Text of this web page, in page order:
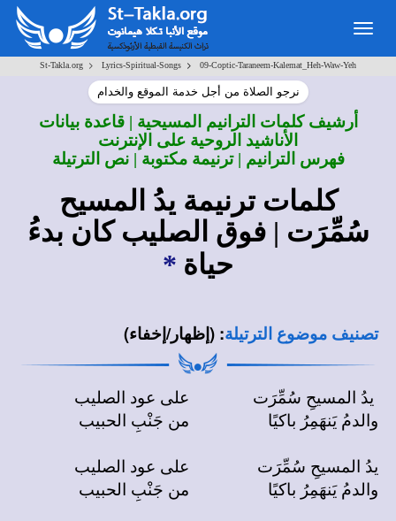
St-Takla.org > Lyrics-Spiritual-Songs > 09-Coptic-Taraneem-Kalemat_Heh-Waw-Yeh
نرجو الصلاة من أجل خدمة الموقع والخدام
أرشيف كلمات الترانيم المسيحية | قاعدة بيانات
الأناشيد الروحية على الإنترنت
فهرس الترانيم | ترنيمة مكتوبة | نص الترتيلة
كلمات ترنيمة يدُ المسيح
سُمِّرَت | فوق الصليب كان بدءُ
حياة *
تصنيف موضوع الترتيلة: (إظهار/إخفاء)
يدُ المسيحِ سُمِّرَت
والدمُ يَنهَمِرُ باكيًا
يدُ المسيحِ سُمِّرَت
والدمُ يَنهَمِرُ باكيًا
على عود الصليب
من جَنْبِ الحبيب
على عود الصليب
من جَنْبِ الحبيب